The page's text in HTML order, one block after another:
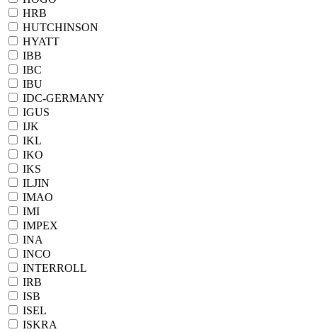
HRB
HUTCHINSON
HYATT
IBB
IBC
IBU
IDC-GERMANY
IGUS
IJK
IKL
IKO
IKS
ILJIN
IMAO
IMI
IMPEX
INA
INCO
INTERROLL
IRB
ISB
ISEL
ISKRA